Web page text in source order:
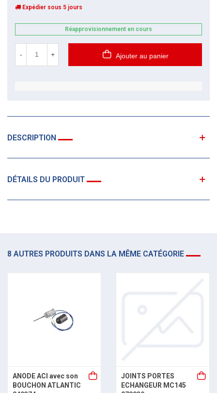
Expédier sous 5 jours
Réapprovisionnement en cours
- + Ajouter au panier
DESCRIPTION
DÉTAILS DU PRODUIT
8 AUTRES PRODUITS DANS LA MÊME CATÉGORIE
ANODE ACI avec son
BOUCHON ATLANTIC
JOINTS PORTES
ECHANGEUR MC145